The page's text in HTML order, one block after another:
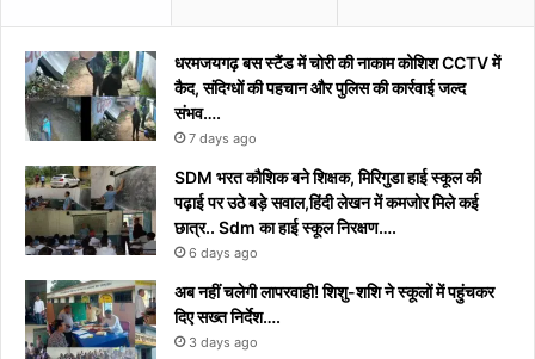
धरमजयगढ़ बस स्टैंड में चोरी की नाकाम कोशिश CCTV में
कैद, संदिग्धों की पहचान और पुलिस की कार्रवाई जल्द
संभव….
7 days ago
​SDM भरत कौशिक बने शिक्षक, मिरिगुडा हाई स्कूल की
पढ़ाई पर उठे बड़े सवाल,हिंदी लेखन में कमजोर मिले कई
छात्र.. Sdm का हाई स्कूल निरक्षण….
6 days ago
अब नहीं चलेगी लापरवाही! शिशु-शशि ने स्कूलों में पहुंचकर
दिए सख्त निर्देश….
3 days ago